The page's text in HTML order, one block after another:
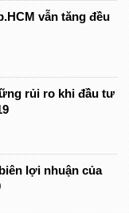
vẫn tăng đều
rủi ro khi đầu tư
lợi nhuận của